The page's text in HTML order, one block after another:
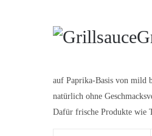
auf Paprika-Basis von mild
natürlich ohne
Dafür frische Produkte wie